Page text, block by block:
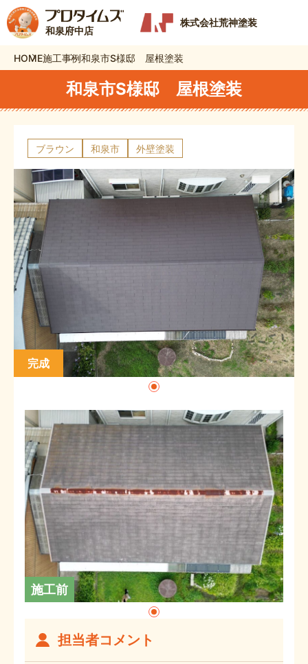
和泉府中店
株式会社荒神塗装
HOME施工事例和泉市S様邸 屋根塗装
和泉市S様邸 屋根塗装
ブラウン 和泉市 外壁塗装
完成
施工前
担当者コメント